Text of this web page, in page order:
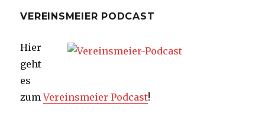
VEREINSMEIER PODCAST
Hier
geht
es
zumVereinsmeier Podcast!